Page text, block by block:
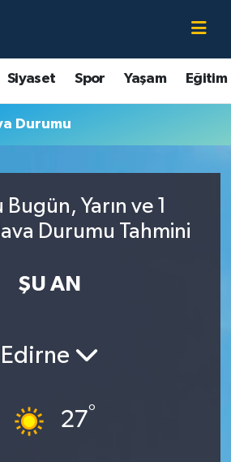
Siyaset Spor Yaşam Eğitim
Durumu
Yarın ve 1
Durumu Tahmini
ŞU AN
Edirne
27°
Eczaneler
Vakitleri
Durumu ve Fikstür